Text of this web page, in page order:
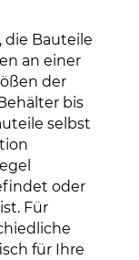
die Bauteile
an einer
der
bis
selbst
oder
Für
für Ihre